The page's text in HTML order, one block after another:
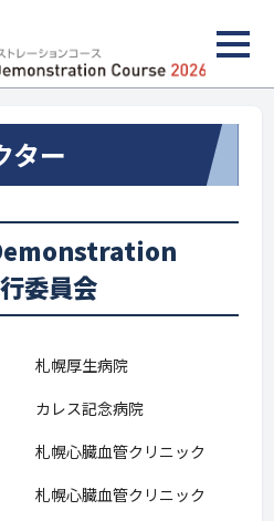
ター
委員会
札幌厚生病院
カレス記念病院
札幌心臓血管クリニック
札幌心臓血管クリニック